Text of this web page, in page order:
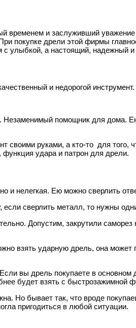
временем и заслуживший
покупке дрели этой фирмы
улыбкой, а настоящий, надежный и
и недорогой
помощник для дома.
своими руками, а кто-то для
функция удара и патрон для дрели.
нелегкая. Ею можно сверлить
сверлить металл, то нужны
Допустим, закрутили
взять ударную дрель, она может
вы дрель покупаете в основном
будет взять с быстрозажимной
Но бывает так, что вроде
пригодиться в любой ситуации.